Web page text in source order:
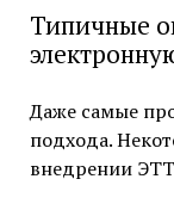
Типичные
Даже самые
подхода.
внедрении